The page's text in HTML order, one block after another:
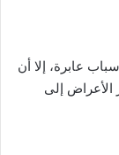
عابرة، إلا أن
الأعراض إلى